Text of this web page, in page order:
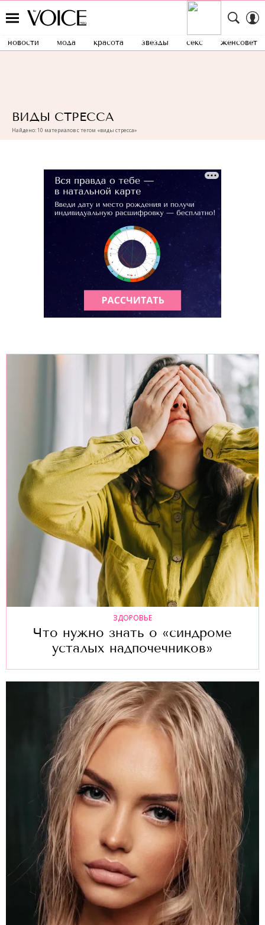
новости мода красота звезды секс женсовет
ВИДЫ СТРЕССА
Найдено: 10 материалов с тегом «виды стресса»
ЗДОРОВЬЕ
Что нужно знать о «синдроме
усталых надпочечников»